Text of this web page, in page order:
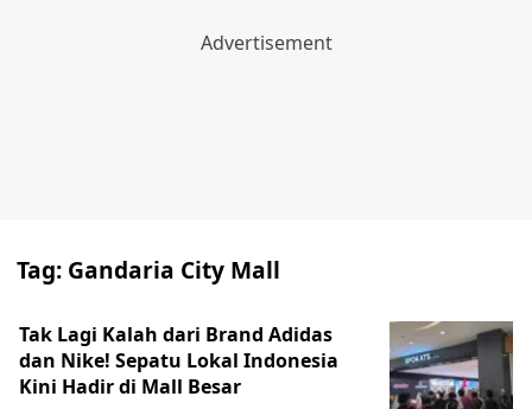
Tag: Gandaria City Mall
Tak Lagi Kalah dari Brand Adidas
dan Nike! Sepatu Lokal Indonesia
Kini Hadir di Mall Besar